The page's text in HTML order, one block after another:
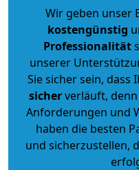
Wir geben unser
kostengünstig
Professionalität
unserer
Sie sicher sein, dass
sicherverläuft, denn
Anforderungen und
haben die besten
und sicherzustellen,